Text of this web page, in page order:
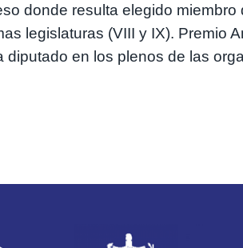
donde resulta elegido miembro
legislaturas (VIII y IX). Premio
en los plenos de las